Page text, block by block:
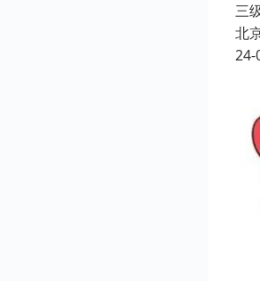
三
北
24-